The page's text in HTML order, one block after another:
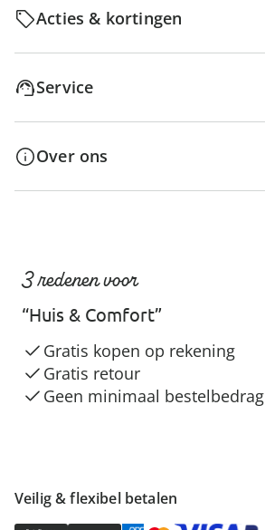
Acties & kortingen
Service
Over ons
Veilig & flexibel betalen
3 redenen voor
“Huis & Comfort”
Gratis kopen op rekening
Gratis retour
Geen minimaal bestelbedrag